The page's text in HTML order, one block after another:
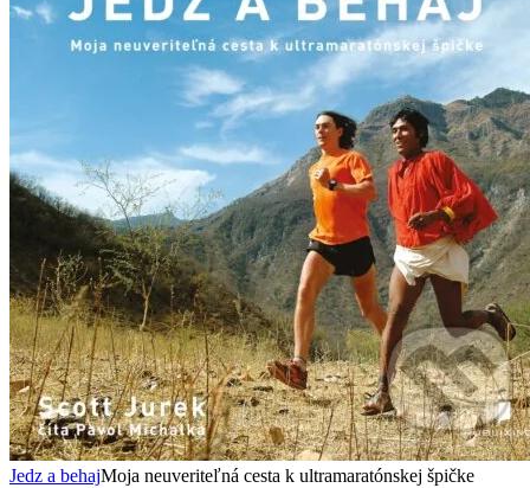
Jedz a behajMoja neuveriteľná cesta k ultramaratónskej špičke